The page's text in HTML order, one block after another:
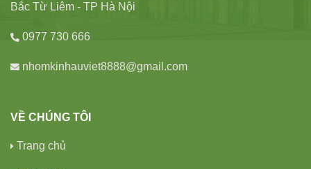
Bắc Từ Liêm - TP Hà Nội
0977 730 666
nhomkinhauviet8888@gmail.com
VỀ CHÚNG TÔI
Trang chủ